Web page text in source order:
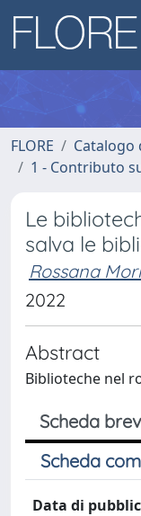
FLORE
Catalogo
1 - Contributo
Le
salva le
Rossana
2022
Abstract
Biblioteche nel
Scheda
Scheda
Data di